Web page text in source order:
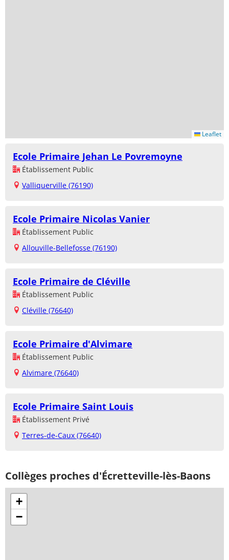
Leaflet
Ecole Primaire Jehan Le Povremoyne
Établissement Public
Valliquerville (76190)
Ecole Primaire Nicolas Vanier
Établissement Public
Allouville-Bellefosse (76190)
Ecole Primaire de Cléville
Établissement Public
Cléville (76640)
Ecole Primaire d'Alvimare
Établissement Public
Alvimare (76640)
Ecole Primaire Saint Louis
Établissement Privé
Terres-de-Caux (76640)
Collèges proches d'Écretteville-lès-Baons
+
−